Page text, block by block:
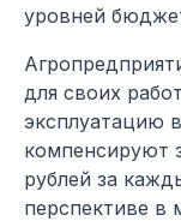
уровней
для своих
эксплуатацию
компенсируют
рублей за
перспективе в